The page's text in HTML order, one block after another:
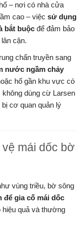
– nơi có nhà cửa
cao – việc sử dụng
bắt buộc để đảm bảo
cận.
chấn truyền sang
nước ngầm chảy
hố gần khu vực có
dùng cừ Larsen
cơ quan quản lý
mái dốc bờ
vùng triều, bờ sông
để gia cố mái dốc
hiệu quả và thường